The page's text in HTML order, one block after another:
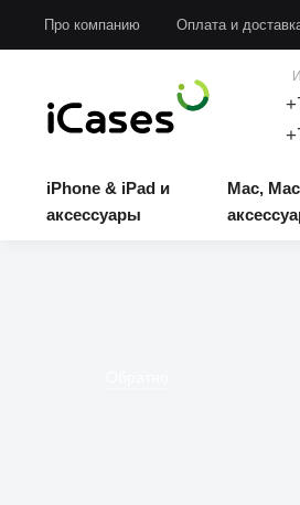
Про компанию Оплата и
iPhone & iPad и
аксессуары
Mac,